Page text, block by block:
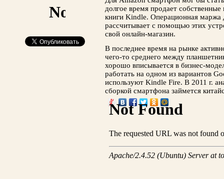
долгое время продает
книги Kindle. Операционная маржа
рассчитывает с помощью этих
свой онлайн-магазин.
В последнее время на рынке
чего-то среднего между
хорошо вписывается в бизнес-
работать на одном из вариантов
используют Kindle Fire. В 2011 г.
сборкой смартфона займется